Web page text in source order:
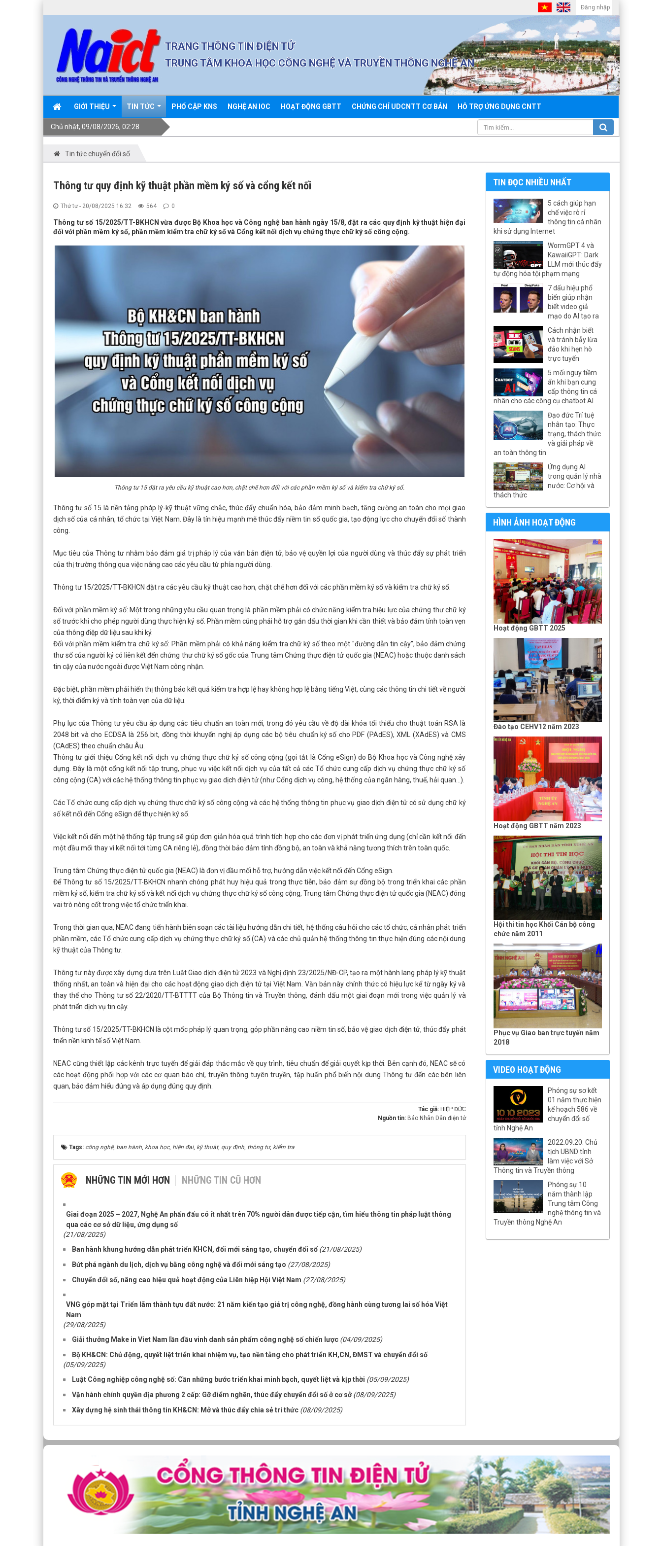
TRANG THÔNG TIN ĐIỆN TỬ
TRUNG TÂM KHOA HỌC CÔNG NGHỆ VÀ TRUYỀN THÔNG NGHỆ AN
GIỚI THIỆU TIN TỨC PHỔ CẬP KNS NGHỆ AN IOC HOẠT ĐỘNG GBTT CHỨNG CHỈ UDCNTT CƠ BẢN HỖ TRỢ ỨNG DỤNG CNTT
Chủ nhật, 09/08/2026, 02:28
Đăng nhập
Tin tức chuyển đổi số
Thông tư quy định kỹ thuật phần mềm ký số và cổng kết nối
Thứ tư - 20/08/2025 16:32 564 0
Thông tư số 15/2025/TT-BKHCN vừa được Bộ Khoa học và Công nghệ ban hành ngày 15/8, đặt ra các quy định kỹ thuật hiện đại
đối với phần mềm ký số, phần mềm kiểm tra chữ ký số và Cổng kết nối dịch vụ chứng thực chữ ký số công cộng.
Thông tư 15 đặt ra yêu cầu kỹ thuật cao hơn, chặt chẽ hơn đối với các phần mềm ký số và kiểm tra chữ ký số.
Thông tư số 15 là nền tảng pháp lý-kỹ thuật vững chắc, thúc đẩy chuẩn hóa, bảo đảm minh bạch, tăng cường an toàn cho mọi giao
dịch số của cá nhân, tổ chức tại Việt Nam. Đây là tín hiệu mạnh mẽ thúc đẩy niềm tin số quốc gia, tạo động lực cho chuyển đổi số thành
công.
Mục tiêu của Thông tư nhằm bảo đảm giá trị pháp lý của văn bản điện tử, bảo vệ quyền lợi của người dùng và thúc đẩy sự phát triển
của thị trường thông qua việc nâng cao các yêu cầu từ phía người dùng.
Thông tư 15/2025/TT-BKHCN đặt ra các yêu cầu kỹ thuật cao hơn, chặt chẽ hơn đối với các phần mềm ký số và kiểm tra chữ ký số.
Đối với phần mềm ký số: Một trong những yêu cầu quan trọng là phần mềm phải có chức năng kiểm tra hiệu lực của chứng thư chữ ký
số trước khi cho phép người dùng thực hiện ký số. Phần mềm cũng phải hỗ trợ gắn dấu thời gian khi cần thiết và bảo đảm tính toàn vẹn
của thông điệp dữ liệu sau khi ký.
Đối với phần mềm kiểm tra chữ ký số: Phần mềm phải có khả năng kiểm tra chữ ký số theo một "đường dẫn tin cậy", bảo đảm chứng
thư số của người ký có liên kết đến chứng thư chữ ký số gốc của Trung tâm Chứng thực điện tử quốc gia (NEAC) hoặc thuộc danh sách
tin cậy của nước ngoài được Việt Nam công nhận.
Đặc biệt, phần mềm phải hiển thị thông báo kết quả kiểm tra hợp lệ hay không hợp lệ bằng tiếng Việt, cùng các thông tin chi tiết về người
ký, thời điểm ký và tính toàn vẹn của dữ liệu.
Phụ lục của Thông tư yêu cầu áp dụng các tiêu chuẩn an toàn mới, trong đó yêu cầu về độ dài khóa tối thiểu cho thuật toán RSA là
2048 bit và cho ECDSA là 256 bit, đồng thời khuyến nghị áp dụng các bộ tiêu chuẩn ký số cho PDF (PAdES), XML (XAdES) và CMS
(CAdES) theo chuẩn châu Âu.
Thông tư giới thiệu Cổng kết nối dịch vụ chứng thực chữ ký số công cộng (gọi tắt là Cổng eSign) do Bộ Khoa học và Công nghệ xây
dựng. Đây là một cổng kết nối tập trung, phục vụ việc kết nối dịch vụ của tất cả các Tổ chức cung cấp dịch vụ chứng thực chữ ký số
công cộng (CA) với các hệ thống thông tin phục vụ giao dịch điện tử (như Cổng dịch vụ công, hệ thống của ngân hàng, thuế, hải quan...).
Các Tổ chức cung cấp dịch vụ chứng thực chữ ký số công cộng và các hệ thống thông tin phục vụ giao dịch điện tử có sử dụng chữ ký
số kết nối đến Cổng eSign để thực hiện ký số.
Việc kết nối đến một hệ thống tập trung sẽ giúp đơn giản hóa quá trình tích hợp cho các đơn vị phát triển ứng dụng (chỉ cần kết nối đến
một đầu mối thay vì kết nối tới từng CA riêng lẻ), đồng thời bảo đảm tính đồng bộ, an toàn và khả năng tương thích trên toàn quốc.
Trung tâm Chứng thực điện tử quốc gia (NEAC) là đơn vị đầu mối hỗ trợ, hướng dẫn việc kết nối đến Cổng eSign.
Để Thông tư số 15/2025/TT-BKHCN nhanh chóng phát huy hiệu quả trong thực tiễn, bảo đảm sự đồng bộ trong triển khai các phần
mềm ký số, kiểm tra chữ ký số và kết nối dịch vụ chứng thực chữ ký số công cộng, Trung tâm Chứng thực điện tử quốc gia (NEAC) đóng
vai trò nòng cốt trong việc tổ chức triển khai.
Trong thời gian qua, NEAC đang tiến hành biên soạn các tài liệu hướng dẫn chi tiết, hệ thống câu hỏi cho các tổ chức, cá nhân phát triển
phần mềm, các Tổ chức cung cấp dịch vụ chứng thực chữ ký số (CA) và các chủ quản hệ thống thông tin thực hiện đúng các nội dung
kỹ thuật của Thông tư.
Thông tư này được xây dựng dựa trên Luật Giao dịch điện tử 2023 và Nghị định 23/2025/NĐ-CP, tạo ra một hành lang pháp lý kỹ thuật
thống nhất, an toàn và hiện đại cho các hoạt động giao dịch điện tử tại Việt Nam. Văn bản này chính thức có hiệu lực kể từ ngày ký và
thay thế cho Thông tư số 22/2020/TT-BTTTT của Bộ Thông tin và Truyền thông, đánh dấu một giai đoạn mới trong việc quản lý và
phát triển dịch vụ tin cậy.
Thông tư số 15/2025/TT-BKHCN là cột mốc pháp lý quan trọng, góp phần nâng cao niềm tin số, bảo vệ giao dịch điện tử, thúc đẩy phát
triển nền kinh tế số Việt Nam.
NEAC cũng thiết lập các kênh trực tuyến để giải đáp thắc mắc về quy trình, tiêu chuẩn để giải quyết kịp thời. Bên cạnh đó, NEAC sẽ có
các hoạt động phối hợp với các cơ quan báo chí, truyền thông tuyên truyền, tập huấn phổ biến nội dung Thông tư đến các bên liên
quan, bảo đảm hiểu đúng và áp dụng đúng quy định.
Tác giả: HIỆP ĐỨC
Nguồn tin: Báo Nhân Dân điện tử
Tags: công nghệ, ban hành khoa học, hiện đại, kỹ thuật, quy định thông tư, kiểm tra
NHỮNG TIN MỚI HƠN NHỮNG TIN CŨ HƠN
Giai đoạn 2025 – 2027, Nghệ An phấn đấu có ít nhất trên 70% người dân được tiếp cận, tìm hiểu thông tin pháp luật thông
qua các cơ sở dữ liệu, ứng dụng số
(21/08/2025)
Ban hành khung hướng dẫn phát triển KHCN, đổi mới sáng tạo, chuyển đổi số (21/08/2025)
Bứt phá ngành du lịch, dịch vụ bằng công nghệ và đổi mới sáng tạo (27/08/2025)
Chuyển đổi số, nâng cao hiệu quả hoạt động của Liên hiệp Hội Việt Nam (27/08/2025)
VNG góp mặt tại Triển lãm thành tựu đất nước: 21 năm kiến tạo giá trị công nghệ, đồng hành cùng tương lai số hóa Việt
Nam
(29/08/2025)
Giải thưởng Make in Viet Nam lần đầu vinh danh sản phẩm công nghệ số chiến lược (04/09/2025)
Bộ KH&CN: Chủ động, quyết liệt triển khai nhiệm vụ, tạo nền tảng cho phát triển KH,CN, ĐMST và chuyển đổi số
(05/09/2025)
Luật Công nghiệp công nghệ số: Cần những bước triển khai minh bạch, quyết liệt và kịp thời (05/09/2025)
Vận hành chính quyền địa phương 2 cấp: Gỡ điểm nghẽn, thúc đẩy chuyển đổi số ở cơ sở (08/09/2025)
Xây dựng hệ sinh thái thông tin KH&CN: Mở và thúc đẩy chia sẻ tri thức (08/09/2025)
TIN ĐỌC NHIỀU NHẤT
5 cách giúp hạn
chế việc rò rỉ
thông tin cá nhân
khi sử dụng Internet
WormGPT 4 và
KawaiiGPT: Dark
LLM mới thúc đẩy
tự động hóa tội phạm mạng
7 dấu hiệu phổ
biến giúp nhận
biết video giả
mạo do AI tạo ra
Cách nhận biết
và tránh bẫy lừa
đảo khi hẹn hò
trực tuyến
5 mối nguy tiềm
ẩn khi bạn cung
cấp thông tin cá
nhân cho các công cụ chatbot AI
Đạo đức Trí tuệ
nhân tạo: Thực
trạng, thách thức
và giải pháp về
an toàn thông tin
Ứng dụng AI
trong quản lý nhà
nước: Cơ hội và
thách thức
HÌNH ẢNH HOẠT ĐỘNG
Hoạt động GBTT 2025
Đào tạo CEHV12 năm 2023
Hoạt động GBTT năm 2023
Hội thi tin học Khối Cán bộ công
chức năm 2011
Phục vụ Giao ban trực tuyến năm
2018
VIDEO HOẠT ĐỘNG
Phóng sự sơ kết
01 năm thực hiện
kế hoạch 586 về
chuyển đổi số
tỉnh Nghệ An
2022.09.20: Chủ
tịch UBND tỉnh
làm việc với Sở
Thông tin và Truyền thông
Phóng sự 10
năm thành lập
Trung tâm Công
nghệ thông tin và
Truyền thông Nghệ An